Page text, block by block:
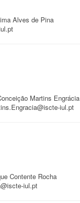
Alves de Pina
Martins Engrácia
iul.pt
Contente Rocha
iul.pt